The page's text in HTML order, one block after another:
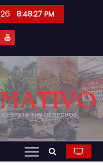
8:48:28 PM